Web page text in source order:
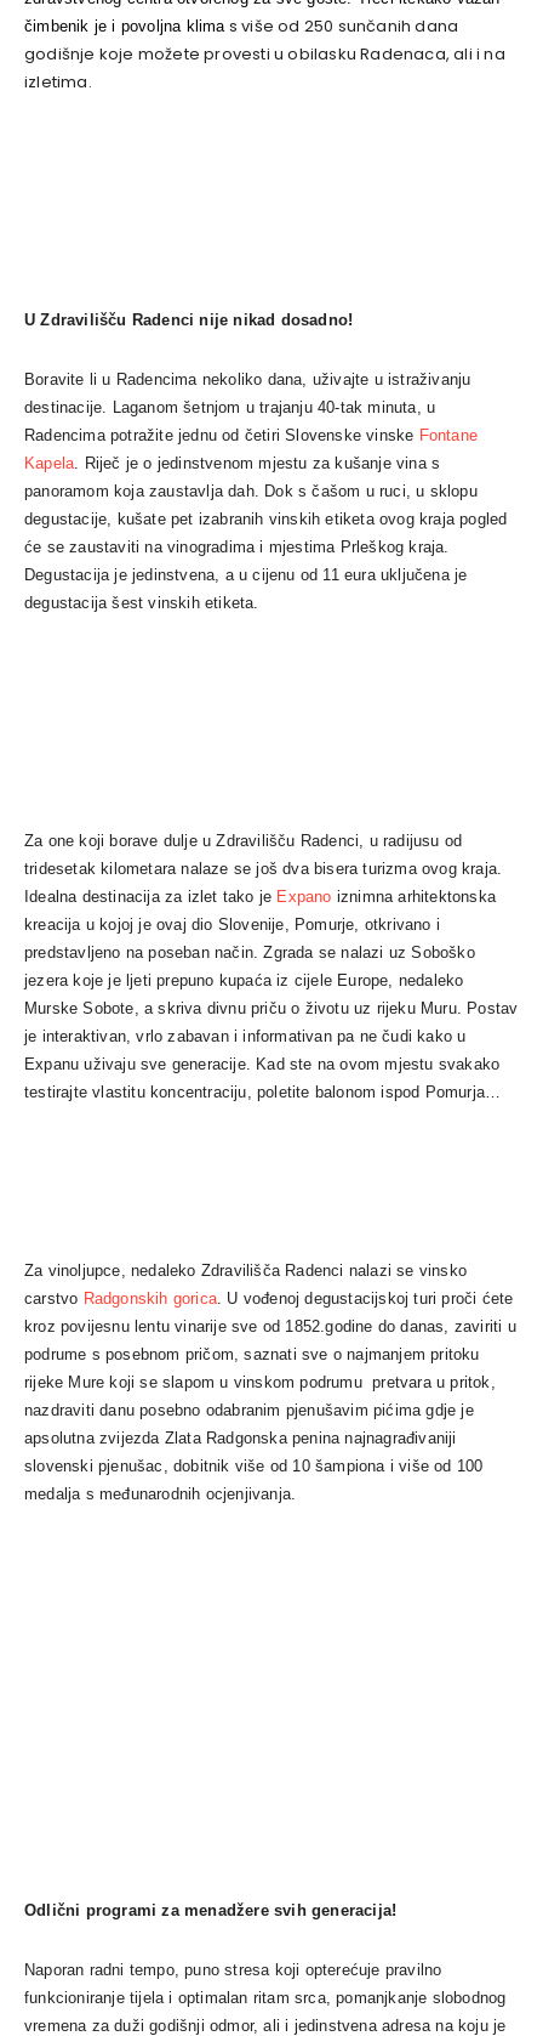
čimbenik je i povoljna klimas više od 250 sunčanih dana
godišnje koje možete provesti u obilasku Radenaca, ali i na
izletima.
U Zdravilišču Radenci nije nikad dosadno!
Boravite li u Radencima nekoliko dana, uživajte u istraživanju
destinacije. Laganom šetnjom u trajanju 40-tak minuta, u
Radencima potražite jednu od četiri Slovenske vinske Fontane
Kapela . Riječ je o jedinstvenom mjestu za kušanje vina s
panoramom koja zaustavlja dah. Dok s čašom u ruci, u sklopu
degustacije, kušate pet izabranih vinskih etiketa ovog kraja pogled
će se zaustaviti na vinogradima i mjestima Prleškog kraja.
Degustacija je jedinstvena, a u cijenu od 11 eura uključena je
degustacija šest vinskih etiketa.
Za one koji borave dulje u Zdravilišču Radenci , u radijusu od
tridesetak kilometara nalaze se još dva bisera turizma ovog kraja.
Idealna destinacija za izlet tako je Expano iznimna arhitektonska
kreacija u kojoj je ovaj dio Slovenije, Pomurje, otkrivano i
predstavljeno na poseban način. Zgrada se nalazi uz Soboško
jezera koje je ljeti prepuno kupaća iz cijele Europe, nedaleko
Murske Sobote, a skriva divnu priču o životu uz rijeku Muru. Postav
je interaktivan, vrlo zabavan i informativan pa ne čudi kako u
Expanu uživaju sve generacije. Kad ste na ovom mjestu svakako
testirajte vlastitu koncentraciju, poletite balonom ispod Pomurja…
Za vinoljupce, nedaleko Zdravilišča Radenci nalazi se vinsko
carstvo Radgonskih gorica . U vođenoj degustacijskoj turi proči ćete
kroz povijesnu lentu vinarije sve od 1852.godine do danas, zaviriti u
podrume s posebnom pričom, saznati sve o najmanjem pritoku
rijeke Mure koji se slapom u vinskom podrumu pretvara u pritok,
nazdraviti danu posebno odabranim pjenušavim pićima gdje je
apsolutna zvijezda Zlata Radgonska penina najnagrađivaniji
slovenski pjenušac, dobitnik više od 10 šampiona i više od 100
medalja s međunarodnih ocjenjivanja.
Odlični programi za menadžere svih generacija!
Naporan radni tempo, puno stresa koji opterećuje pravilno
funkcioniranje tijela i optimalan ritam srca, pomanjkanje slobodnog
vremena za duži godišnji odmor, ali i jedinstvena adresa na koju je